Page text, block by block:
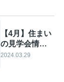
【4月】住まい
の見学会情報
です！②
2024.03.29